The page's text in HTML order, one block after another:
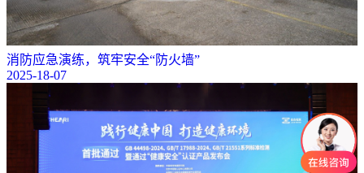
消防应急演练，筑牢安全“防火墙”
2025-18-07